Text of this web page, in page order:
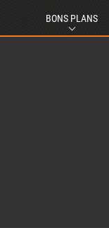
BONS PLANS